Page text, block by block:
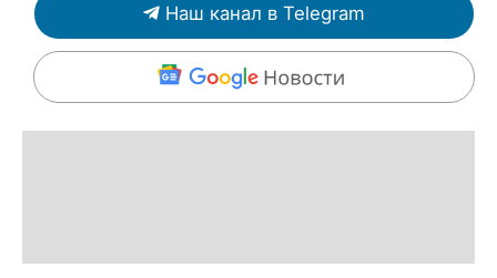
Наш канал в Telegram